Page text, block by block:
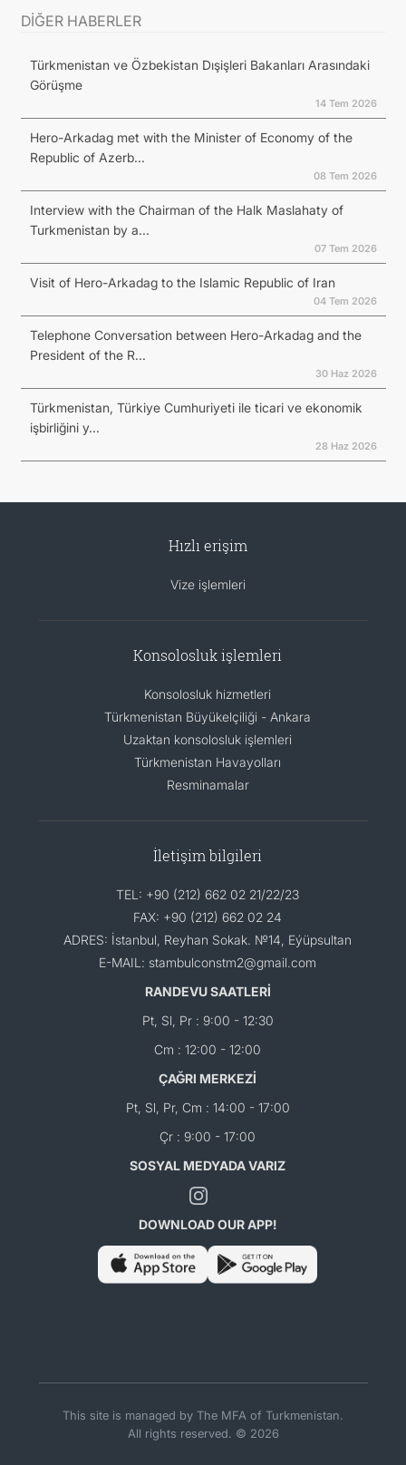
DİĞER HABERLER
Türkmenistan ve Özbekistan Dışişleri Bakanları Arasındaki
Görüşme
14 Tem 2026
Hero-Arkadag met with the Minister of Economy of the
Republic of Azerb...
08 Tem 2026
Interview with the Chairman of the Halk Maslahaty of
Turkmenistan by a...
07 Tem 2026
Visit of Hero-Arkadag to the Islamic Republic of Iran
04 Tem 2026
Telephone Conversation between Hero-Arkadag and the
President of the R...
30 Haz 2026
Türkmenistan, Türkiye Cumhuriyeti ile ticari ve ekonomik
işbirliğini y...
28 Haz 2026
Hızlı erişim
Vize işlemleri
Konsolosluk işlemleri
Konsolosluk hizmetleri
Türkmenistan Büyükelçiliği - Ankara
Uzaktan konsolosluk işlemleri
Türkmenistan Havayolları
Resminamalar
İletişim bilgileri
TEL: +90 (212) 662 02 21/22/23
FAX: +90 (212) 662 02 24
ADRES: İstanbul, Reyhan Sokak. №14, Eýüpsultan
E-MAIL: stambulconstm2@gmail.com
RANDEVU SAATLERİ
Pt, Sl, Pr : 9:00 - 12:30
Cm : 12:00 - 12:00
ÇAĞRI MERKEZİ
Pt, Sl, Pr, Cm : 14:00 - 17:00
Çr : 9:00 - 17:00
SOSYAL MEDYADA VARIZ
DOWNLOAD OUR APP!
This site is managed by The MFA of Turkmenistan.
All rights reserved. © 2026